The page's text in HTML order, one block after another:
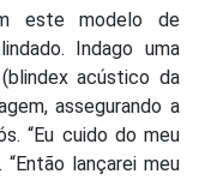
este modelo de
Indago uma
acústico da
assegurando a
“Eu cuido do meu
“Então lançarei meu